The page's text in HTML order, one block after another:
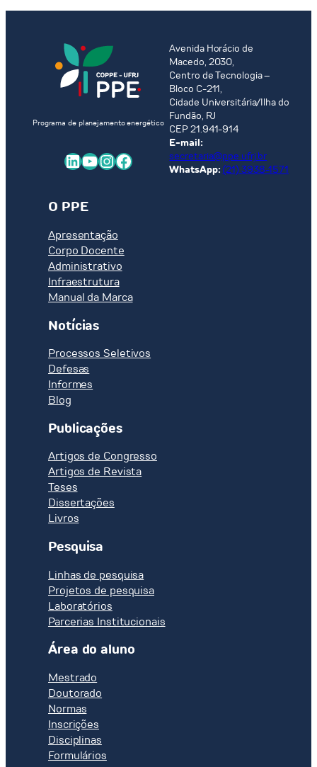
Programa de planejamento energético
LinkedIn Youtube InstagramFacebook
Avenida Horácio de
Macedo, 2030,
Centro de Tecnologia –
Bloco C-211,
Cidade Universitária/Ilha do
Fundão, RJ
CEP 21.941-914
E-mail:
secretaria@ppe.ufrj.br
WhatsApp: (21) 3938-1571
O PPE
Apresentação
Corpo Docente
Administrativo
Infraestrutura
Manual da Marca
Notícias
Processos Seletivos
Defesas
Informes
Blog
Publicações
Artigos de Congresso
Artigos de Revista
Teses
Dissertações
Livros
Pesquisa
Linhas de pesquisa
Projetos de pesquisa
Laboratórios
Parcerias Institucionais
Área do aluno
Mestrado
Doutorado
Normas
Inscrições
Disciplinas
Formulários